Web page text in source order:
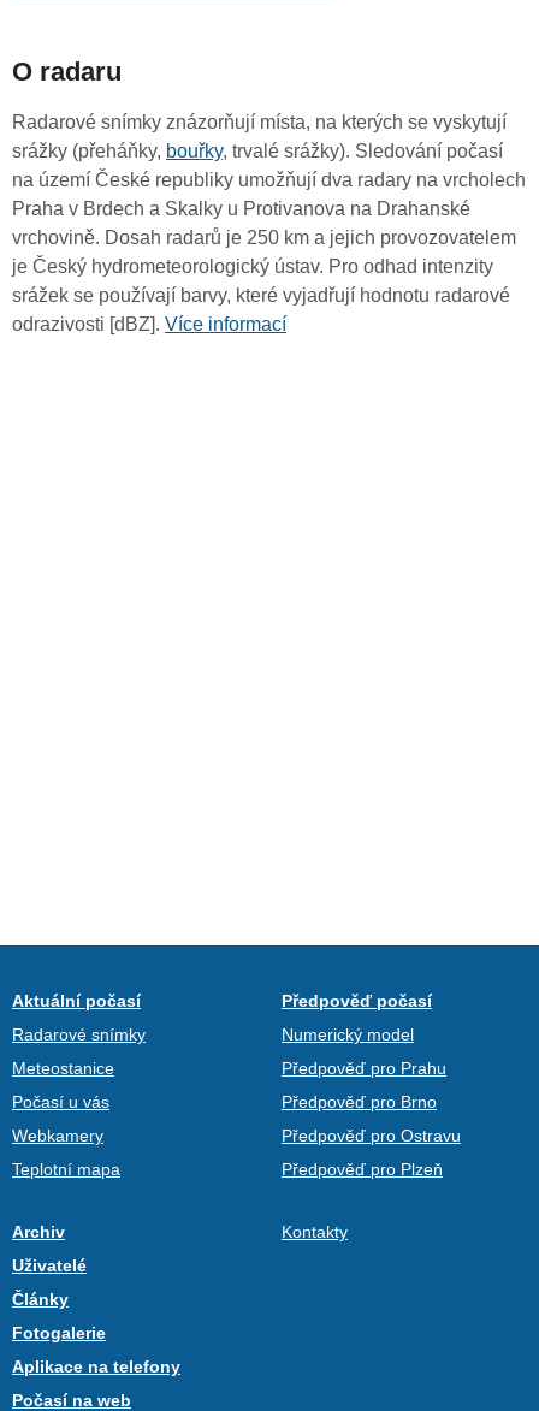
O radaru
Radarové snímky znázorňují místa, na kterých se vyskytují
srážky (přeháňky, bouřky, trvalé srážky). Sledování počasí
na území České republiky umožňují dva radary na vrcholech
Praha v Brdech a Skalky u Protivanova na Drahanské
vrchovině. Dosah radarů je 250 km a jejich provozovatelem
je Český hydrometeorologický ústav. Pro odhad intenzity
srážek se používají barvy, které vyjadřují hodnotu radarové
odrazivosti [dBZ]. Více informací
Aktuální počasí
Radarové snímky
Meteostanice
Počasí u vás
Webkamery
Teplotní mapa
Předpověď počasí
Numerický model
Předpověď pro Prahu
Předpověď pro Brno
Předpověď pro Ostravu
Předpověď pro Plzeň
Archiv
Uživatelé
Články
Fotogalerie
Aplikace na telefony
Počasí na web
Kontakty